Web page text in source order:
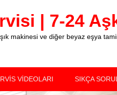
| 7-24
makinesi ve diğer beyaz eşya
VİDEOLARI SIKÇA